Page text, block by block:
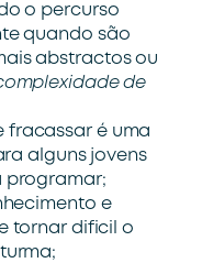
o percurso
quando são
abstractos ou
de
fracassar é uma
alguns jovens
programar;
e
tornar dificil o